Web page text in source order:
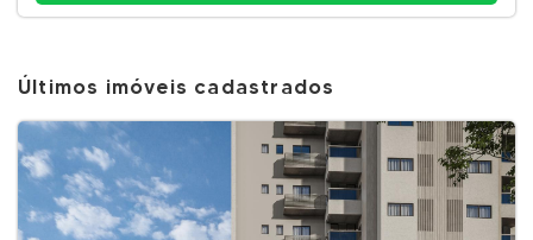
Últimos imóveis cadastrados